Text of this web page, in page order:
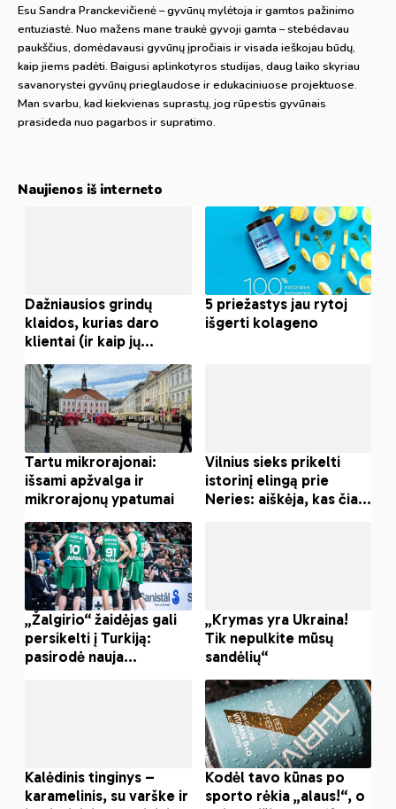
Esu Sandra Pranckevičienė – gyvūnų mylėtoja ir gamtos pažinimo
entuziastė. Nuo mažens mane traukė gyvoji gamta – stebėdavau
paukščius, domėdavausi gyvūnų įpročiais ir visada ieškojau būdų,
kaip jiems padėti. Baigusi aplinkotyros studijas, daug laiko skyriau
savanorystei gyvūnų prieglaudose ir edukaciniuose projektuose.
Man svarbu, kad kiekvienas suprastų, jog rūpestis gyvūnais
prasideda nuo pagarbos ir supratimo.
Naujienos iš interneto